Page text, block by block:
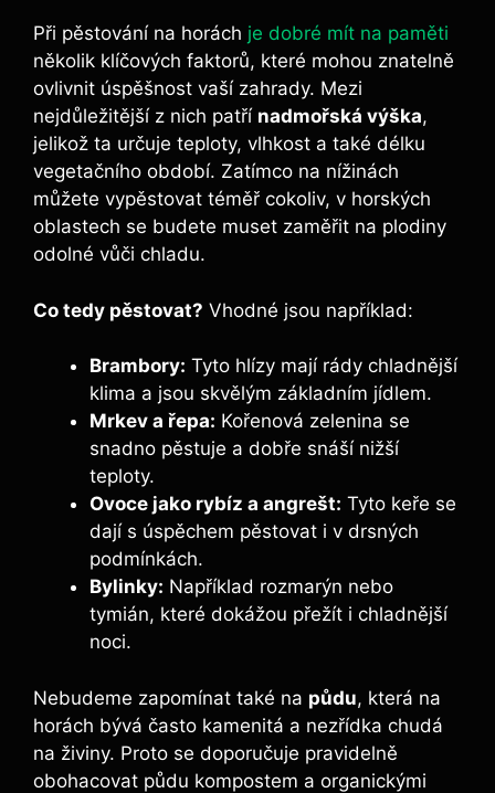
Při pěstování na horách je dobré mít na paměti
několik klíčových faktorů, které mohou znatelně
ovlivnit úspěšnost vaší zahrady. Mezi
nejdůležitější z nich patří nadmořská výška,
jelikož ta určuje teploty, vlhkost a také délku
vegetačního období. Zatímco na nížinách
můžete vypěstovat téměř cokoliv, v horských
oblastech se budete muset zaměřit na plodiny
odolné vůči chladu.
Co tedy pěstovat? Vhodné jsou například:
Brambory: Tyto hlízy mají rády chladnější
klima a jsou skvělým základním jídlem.
Mrkev a řepa: Kořenová zelenina se
snadno pěstuje a dobře snáší nižší
teploty.
Ovoce jako rybíz a angrešt: Tyto keře se
dají s úspěchem pěstovat i v drsných
podmínkách.
Bylinky: Například rozmarýn nebo
tymián, které dokážou přežít i chladnější
noci.
Nebudeme zapomínat také na půdu, která na
horách bývá často kamenitá a nezřídka chudá
na živiny. Proto se doporučuje pravidelně
obohacovat půdu kompostem a organickými